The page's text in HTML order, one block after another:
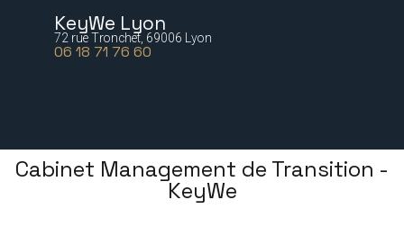
KeyWe Lyon
72 rue Tronchet, 69006 Lyon
06 18 71 76 60
Cabinet Management de Transition -
KeyWe